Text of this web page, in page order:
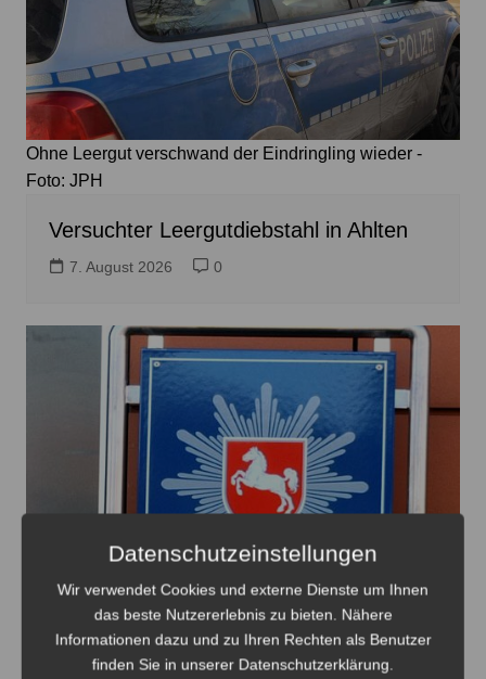
Ohne Leergut verschwand der Eindringling wieder -
Foto: JPH
Versuchter Leergutdiebstahl in Ahlten
7. August 2026 0
Datenschutzeinstellungen
Wir verwendet Cookies und externe Dienste um Ihnen
das beste Nutzererlebnis zu bieten. Nähere
Informationen dazu und zu Ihren Rechten als Benutzer
finden Sie in unserer Datenschutzerklärung.